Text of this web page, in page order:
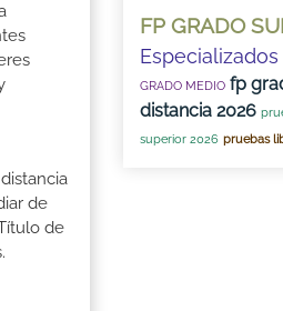
de
de
FP GRADO
Especializados
GRADO MEDIO fp
distancia 2026
superior 2026 pruebas